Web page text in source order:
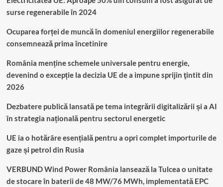
surse regenerabile în 2024
Ocuparea forței de muncă în domeniul energiilor regenerabile
consemnează prima încetinire
România menține schemele universale pentru energie,
devenind o excepție la decizia UE de a impune sprijin ţintit din
2026
Dezbatere publică lansată pe tema integrării digitalizării și a AI
în strategia națională pentru sectorul energetic
UE ia o hotărâre esențială pentru a opri complet importurile de
gaze și petrol din Rusia
VERBUND Wind Power România lansează la Tulcea o unitate
de stocare în baterii de 48 MW/76 MWh, implementată EPC